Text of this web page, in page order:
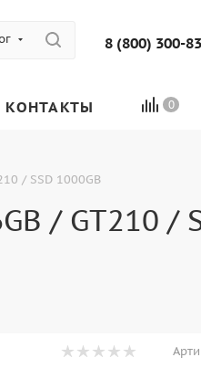
8 (800) 300-
0
КОНТАКТЫ
/ SSD 1000GB
/ GT210 /